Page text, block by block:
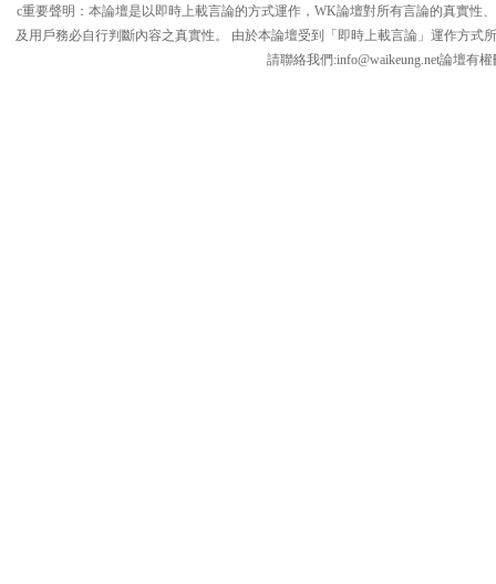
c重要聲明：本論壇是以即時上載言論的方式運作，WK論壇對所有言論的真實
及用戶務必自行判斷內容之真實性。 由於本論壇受到「即時上載言論」運作方
請聯絡我們:info@waikeung.net論壇有